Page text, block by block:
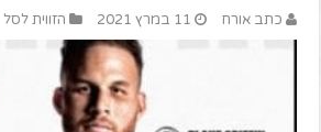
כתב אורח 11 במרץ 2021 הזווית לסל